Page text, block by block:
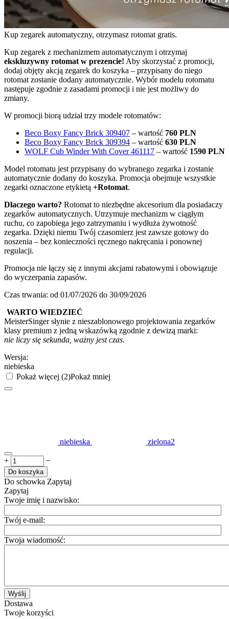
Kup zegarek automatyczny, otrzymasz rotomat gratis.
Kup zegarek z mechanizmem automatycznym i otrzymaj
ekskluzywny rotomat w prezencie! Aby skorzystać z promocji,
dodaj objęty akcją zegarek do koszyka – przypisany do niego
rotomat zostanie dodany automatycznie. Wybór modelu rotomatu
następuje zgodnie z zasadami promocji i nie jest możliwy do
zmiany.
W promocji biorą udział trzy modele rotomatów:
Beco Boxy Fancy Brick 309407 – wartość 760 PLN
Beco Boxy Fancy Brick 309394 – wartość 630 PLN
WOLF Cub Winder With Cover 461117 – wartość 1590 PLN
Model rotomatu jest przypisany do wybranego zegarka i zostanie
automatycznie dodany do koszyka. Promocja obejmuje wszystkie
zegarki oznaczone etykietą +Rotomat.
Dlaczego warto? Rotomat to niezbędne akcesorium dla posiadaczy
zegarków automatycznych. Utrzymuje mechanizm w ciągłym
ruchu, co zapobiega jego zatrzymaniu i wydłuża żywotność
zegarka. Dzięki niemu Twój czasomierz jest zawsze gotowy do
noszenia – bez konieczności ręcznego nakręcania i ponownej
regulacji.
Promocja nie łączy się z innymi akcjami rabatowymi i obowiązuje
do wyczerpania zapasów.
Czas trwania: od 01/07/2026 do 30/09/2026
WARTO WIEDZIEĆ
MeisterSinger słynie z nieszablonowego projektowania zegarków
klasy premium z jedną wskazówką zgodnie z dewizą marki:
nie liczy się sekunda, ważny jest czas.
Wersja:
niebieska
Pokaż więcej (2)Pokaż mniej
niebieska zielona2
+ −
Do koszyka
Do schowka Zapytaj
Zapytaj
Twoje imię i nazwisko:
Twój e-mail:
Twoja wiadomość:
Wyślij
Dostawa
Twoje korzyści